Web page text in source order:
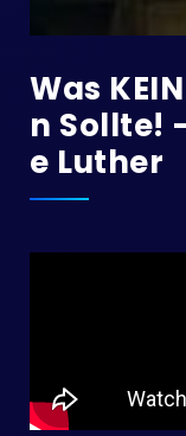
Was
N Sollte!
E Luther